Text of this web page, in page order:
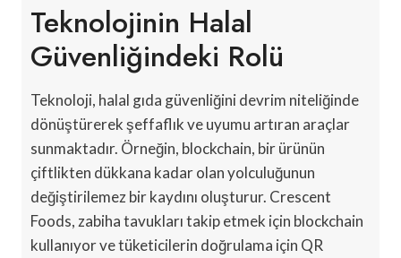
Teknolojinin Halal
Güvenliğindeki Rolü
Teknoloji, halal gıda güvenliğini devrim niteliğinde
dönüştürerek şeffaflık ve uyumu artıran araçlar
sunmaktadır. Örneğin, blockchain, bir ürünün
çiftlikten dükkana kadar olan yolculuğunun
değiştirilemez bir kaydını oluşturur. Crescent
Foods, zabiha tavukları takip etmek için blockchain
kullanıyor ve tüketicilerin doğrulama için QR